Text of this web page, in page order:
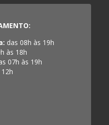
das 08h às 19h
às 18h
07h às 19h